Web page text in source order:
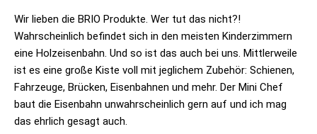
Wir lieben die BRIO Produkte. Wer tut das nicht?!
Wahrscheinlich befindet sich in den meisten Kinderzimmern
eine Holzeisenbahn. Und so ist das auch bei uns. Mittlerweile
ist es eine große Kiste voll mit jeglichem Zubehör: Schienen,
Fahrzeuge, Brücken, Eisenbahnen und mehr. Der Mini Chef
baut die Eisenbahn unwahrscheinlich gern auf und ich mag
das ehrlich gesagt auch.